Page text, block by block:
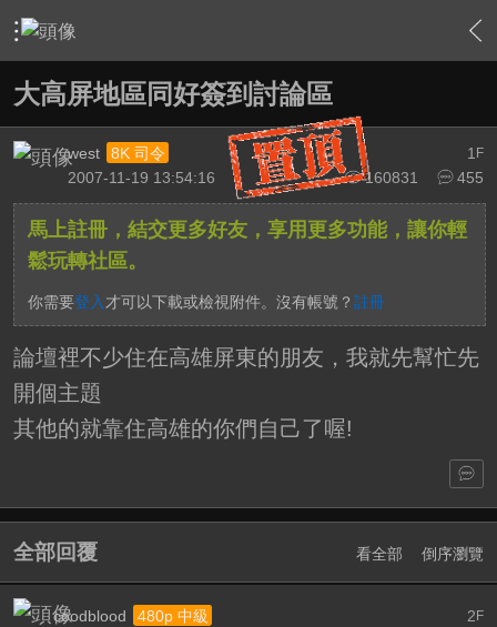
› 家庭劇院 › 家庭劇院相關討論大廳 › 內容
大高屏地區同好簽到討論區
1 F
west
8K 司令
160831
455
2007-11-19 13:54:16
馬上註冊，結交更多好友，享用更多功能，讓你輕
鬆玩轉社區。
你需要登入 才可以下載或檢視附件。沒有帳號？ 註冊
論壇裡不少住在高雄屏東的朋友，我就先幫忙先
開個主題
其他的就靠住高雄的你們自己了喔!
全部回覆 看全部 倒序瀏覽
2F
coodblood 480p 中級